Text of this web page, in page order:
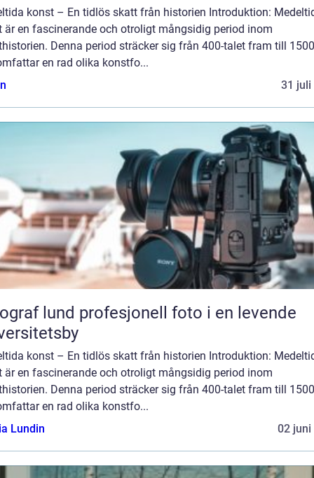
konst – En tidlös skatt från historien Introduktion:
är en fascinerande och otroligt mångsidig period inom
Denna period sträcker sig från 400-talet fram till
en rad olika konstfo...
31 juli
profesjonell foto i en levende
konst – En tidlös skatt från historien Introduktion:
är en fascinerande och otroligt mångsidig period inom
Denna period sträcker sig från 400-talet fram till
en rad olika konstfo...
Lundin
02 juni